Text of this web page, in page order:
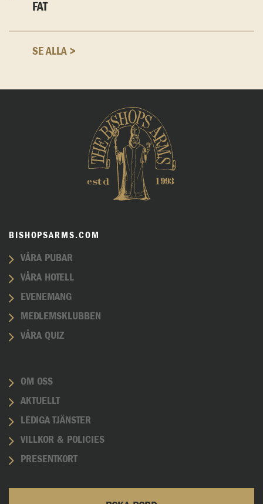
FAT
SE ALLA >
BISHOPSARMS.COM
VÅRA PUBAR
VÅRA HOTELL
EVENEMANG
MEDLEMSKLUBBEN
VÅRA QUIZ
OM OSS
AKTUELLT
LEDIGA TJÄNSTER
VILLKOR & POLICIES
PRESENTKORT